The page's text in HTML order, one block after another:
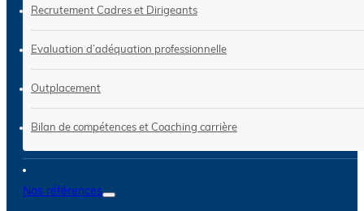
Recrutement Cadres et Dirigeants
Evaluation d’adéquation professionnelle
Outplacement
Bilan de compétences et Coaching carrière
Nos références